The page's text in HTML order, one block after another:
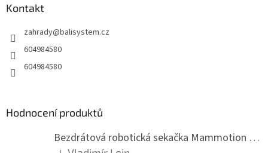
Kontakt
zahrady@balisystem.cz
604984580
604984580
Hodnocení produktů
Bezdrátová robotická sekačka Mammotion LUBA mini 2 1500